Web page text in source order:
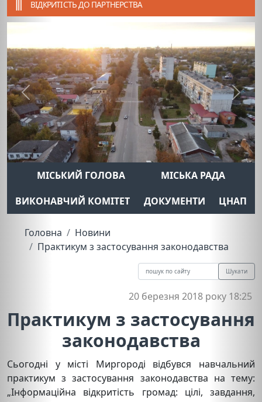
ВІДКРИТІСТЬ ДО ПАРТНЕРСТВА
Previous Next
МІСЬКИЙ ГОЛОВА
МІСЬКА РАДА
ВИКОНАВЧИЙ КОМІТЕТ
ДОКУМЕНТИ ЦНАП
Головна
Новини
Практикум з застосування законодавства
Шукати
20 березня 2018 року 18:25
Практикум з застосування
законодавства
Сьогодні у місті Миргороді відбувся навчальний
практикум з застосування законодавства на тему:
„Інформаційна відкритість громад: цілі, завдання,